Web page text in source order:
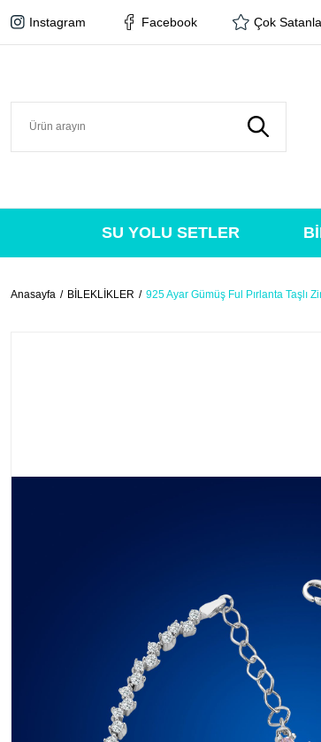
Instagram Facebook Çok
SU YOLU SETLER
Anasayfa BİLEKLİKLER 925 Ayar Gümüş Ful Pırlanta Taşlı